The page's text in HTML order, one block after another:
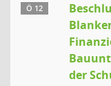
Ö 12
der